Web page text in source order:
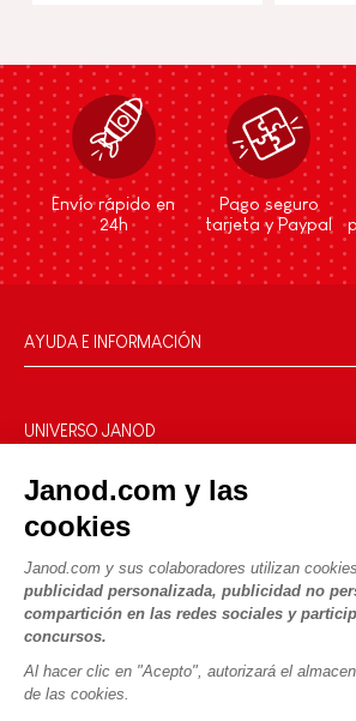
Janod.com y las
cookies
Janod.com y sus colaboradores utilizan
cookies para ofrecerlepublicidad
personalizada, compartición en las redes
en los concursos.
Al hacer clic en "Acepto", autorizará el
de las cookies.
Envío rápido en
24h
Pago seguro
tarjeta y Paypal
AYUDA E INFORMACIÓN
Preguntas más frecuentes
Tiendas
Retirada de productos
Datos personales
Cookies
Condiciones de las ofertas
Condiciones de uso #YesJanod
UNIVERSO JANOD
¿Qué es FSC®?
NUESTROS SERVICIOS
Pago seguro
Métodos de envío
Vídeos
Reglas del juego y manuales
Piezas sueltas
PROFESIONAL
SÍGUENOS